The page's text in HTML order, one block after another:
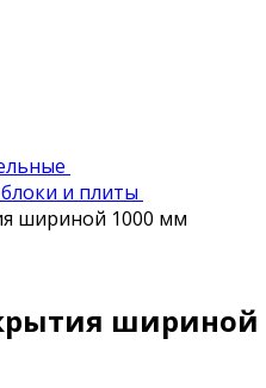
и плиты
шириной 1000 мм
шириной